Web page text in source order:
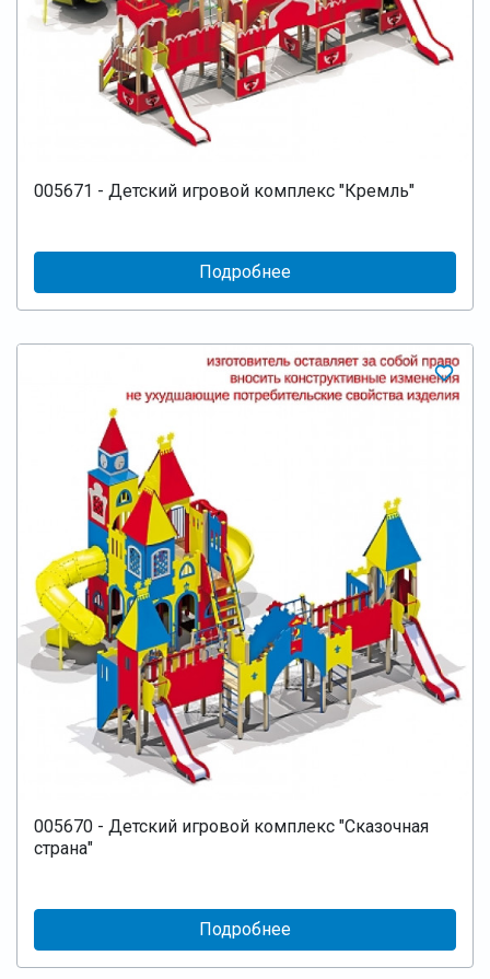
005671 - Детский игровой комплекс "Кремль"
Подробнее
005670 - Детский игровой комплекс "Сказочная
страна"
Подробнее